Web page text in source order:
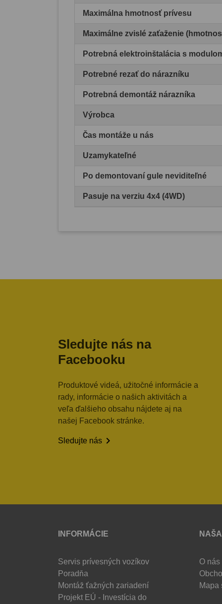
Maximálna hmotnosť prívesu
Maximálne zvislé zaťaženie
Potrebná elektroinštalácia s
Potrebné rezať do nárazníku
Potrebná demontáž nárazníka
Výrobca
Čas montáže u nás
Uzamykateľné
Po demontovaní gule neviditeľné
Pasuje na verziu 4x4 (4WD)
Sledujte nás na
Facebooku
Produktové videá, užitočné informácie a
rady, informácie o našich aktivitách a
veľa ďalšieho obsahu nájdete aj na
našej Facebook stránke.
Sledujte nás 
INFORMÁCIE
Servis prívesných vozíkov
Poradňa
Montáž ťažných zariadení
Projekt EÚ - Investícia do
O nás
Mapa